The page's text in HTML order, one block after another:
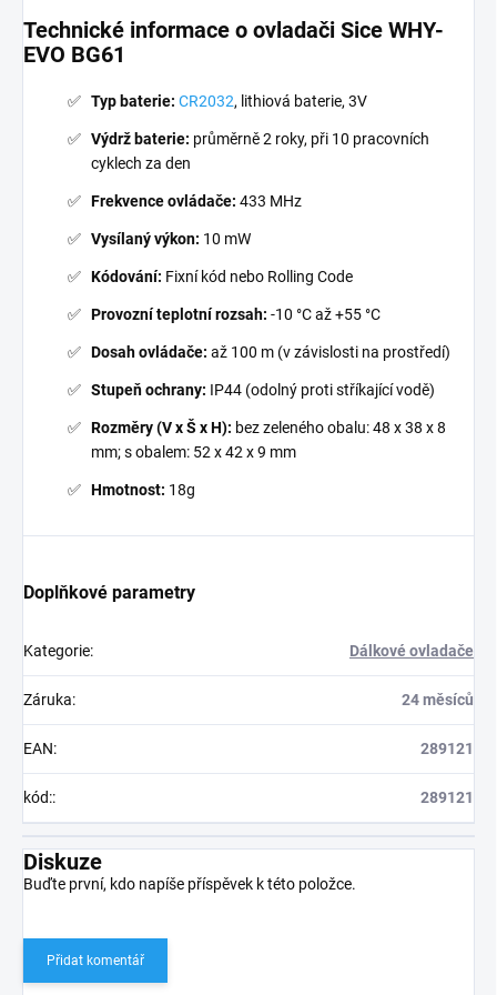
Technické informace o ovladači Sice WHY-
EVO BG61
Typ baterie: CR2032, lithiová baterie, 3V
Výdrž baterie: průměrně 2 roky, při 10 pracovních
cyklech za den
Frekvence ovládače: 433 MHz
Vysílaný výkon: 10 mW
Kódování: Fixní kód nebo Rolling Code
Provozní teplotní rozsah: -10 °C až +55 °C
Dosah ovládače: až 100 m (v závislosti na prostředí)
Stupeň ochrany: IP44 (odolný proti stříkající vodě)
Rozměry (V x Š x H): bez zeleného obalu: 48 x 38 x 8
mm; s obalem: 52 x 42 x 9 mm
Hmotnost: 18g
Doplňkové parametry
Kategorie: Dálkové ovladače
Záruka: 24 měsíců
EAN: 289121
kód:: 289121
Diskuze
Buďte první, kdo napíše příspěvek k této položce.
Přidat komentář